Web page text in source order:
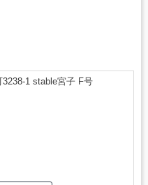
1 stable宮子 F号